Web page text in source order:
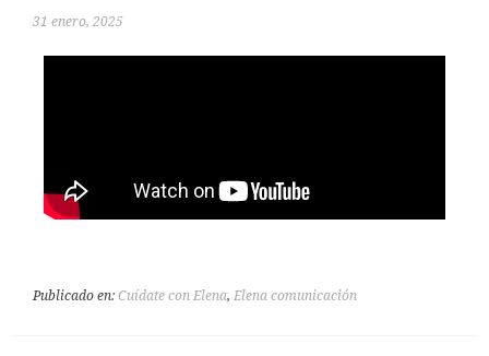
31 enero, 2025
Publicado en:Cuídate con Elena,Elena comunicación